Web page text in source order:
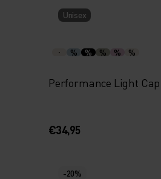
Unisex
% % % % %
Performance Light Cap
€34,95
-20%